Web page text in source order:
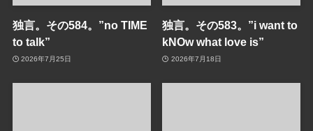
独言。その584。”no TIME
to talk”
2026年7月25日
独言。その583。”i want to
kNOw what love is”
2026年7月18日